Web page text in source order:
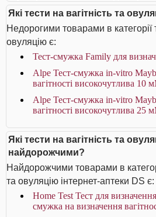
Які тести на вагітність та
Недорогими товарами в категорії
овуляцію є:
Тест-смужка Family для
Alpe Тест-смужка in-vitro
вагітності високочутлива
Alpe Тест-смужка in-vitro
вагітності високочутлива
Які тести на вагітність та
найдорожчими?
Найдорожчими товарами в
та овуляцію інтернет-аптеки DS є:
Home Test Тест для
смужка на визначення